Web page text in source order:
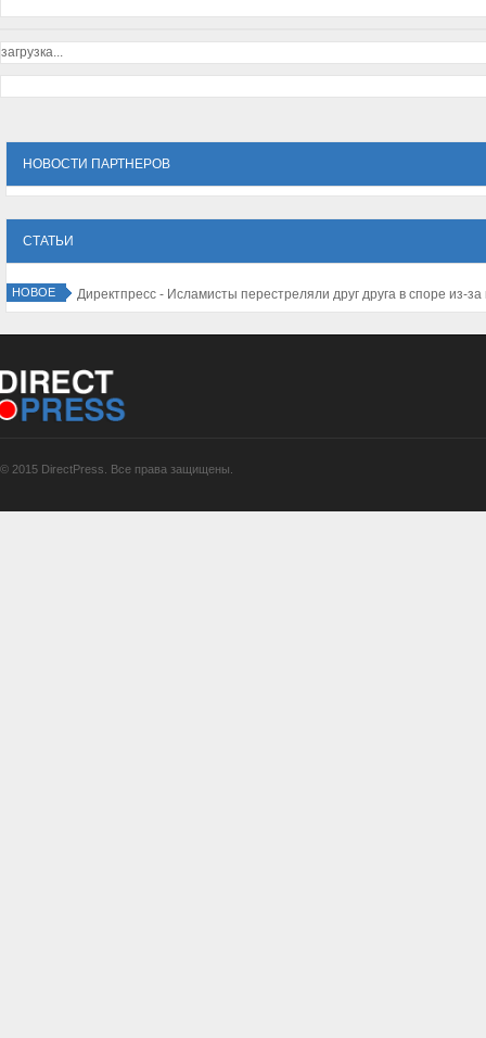
загрузка...
НОВОСТИ ПАРТНЕРОВ
СТАТЬИ
НОВОЕ
резко падает
© 2015 DirectPress. Все права защищены.